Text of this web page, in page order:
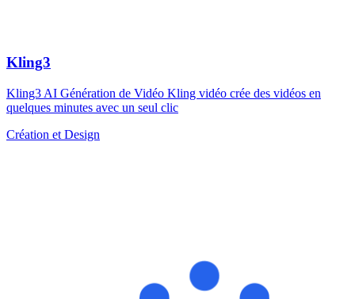
Kling3
Kling3 AI Génération de Vidéo Kling vidéo crée des vidéos en
quelques minutes avec un seul clic
Création et Design